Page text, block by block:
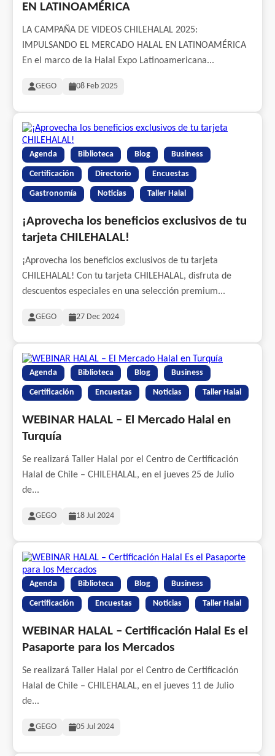
EN LATINOAMÉRICA
LA CAMPAÑA DE VIDEOS CHILEHALAL 2025:
IMPULSANDO EL MERCADO HALAL EN LATINOAMÉRICA
En el marco de la Halal Expo Latinoamericana...
GEGO 08 Feb 2025
Agenda Biblioteca Blog Business
Certificación Directorio Encuestas
Gastronomía Noticias Taller Halal
¡Aprovecha los beneficios exclusivos de tu
tarjeta CHILEHALAL!
¡Aprovecha los beneficios exclusivos de tu tarjeta
CHILEHALAL! Con tu tarjeta CHILEHALAL, disfruta de
descuentos especiales en una selección premium...
GEGO 27 Dec 2024
Agenda Biblioteca Blog Business
Certificación Encuestas Noticias Taller Halal
WEBINAR HALAL – El Mercado Halal en
Turquía
Se realizará Taller Halal por el Centro de Certificación
Halal de Chile – CHILEHALAL, en el jueves 25 de Julio
de...
GEGO 18 Jul 2024
Agenda Biblioteca Blog Business
Certificación Encuestas Noticias Taller Halal
WEBINAR HALAL – Certificación Halal Es el
Pasaporte para los Mercados
Se realizará Taller Halal por el Centro de Certificación
Halal de Chile – CHILEHALAL, en el jueves 11 de Julio
de...
GEGO 05 Jul 2024